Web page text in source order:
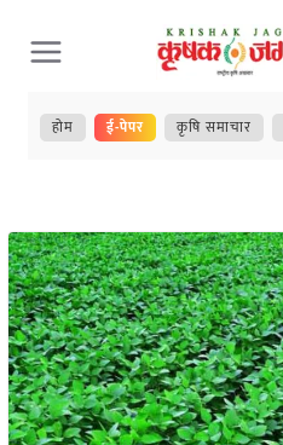
Skip
to
content
होम ई-पेपर कृषि समाचार